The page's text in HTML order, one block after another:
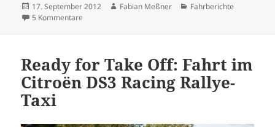
Veröffentlicht
am
17. September 2012 Autor
Fabian Meßner Kategorien
Fahrberichte
5 Kommentare
Ready for Take Off: Fahrt im
Citroën DS3 Racing Rallye-
Taxi